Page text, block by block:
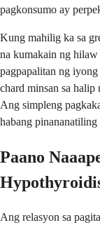
pagkonsumo ay
Kung mahilig ka sa
na kumakain ng hilaw
pagpapalitan ng
chard minsan sa
Ang simpleng
habang pinananatiling
Paano
Ang relasyon sa